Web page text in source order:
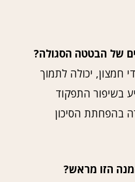
של הבטטה הסגולה?
חמצון, יכולה לתמוך
בשיפור התפקוד
בהפחתת הסיכון
הזו מראש?